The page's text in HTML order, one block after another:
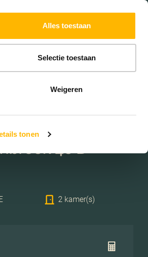
tonen
Alles toestaan
Selectie toestaan
Weigeren
EXTRA DIENSTEN
46 D
2 kamer(s)